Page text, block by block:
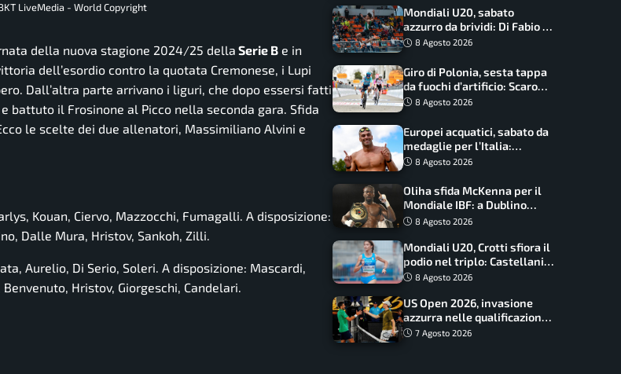
LiveMedia - World Copyright
della nuova stagione 2024/25 della Serie B e in
dell’esordio contro la quotata Cremonese, i Lupi
Dall’altra parte arrivano i liguri, che dopo essersi fatti
il Frosinone al Picco nella seconda gara. Sfida
le scelte dei due allenatori, Massimiliano Alvini e
Kouan, Ciervo, Mazzocchi, Fumagalli. A disposizione:
Dalle Mura, Hristov, Sankoh, Zilli.
Aurelio, Di Serio, Soleri. A disposizione: Mascardi,
Hristov, Giorgeschi, Candelari.
Mondiali U20, sabato
azzurro da brividi: Di Fabio e
Inzoli sognano le medaglie,
8 Agosto 2026
Giro di Polonia, sesta tappa
da fuochi d’artificio: Scaroni
può attaccare la maglia di
8 Agosto 2026
Europei acquatici, sabato da
medaglie per l’Italia:
Paltrinieri guida la staffetta,
grandi altezze
8 Agosto 2026
Oliha sfida McKenna per il
Mondiale IBF: a Dublino
serve l’impresa nella tana
8 Agosto 2026
Mondiali U20, Crotti sfiora il
podio nel triplo: Castellani
da record, Succo in finale
8 Agosto 2026
US Open 2026, invasione
azzurra nelle qualificazioni:
17 italiani a caccia del main
7 Agosto 2026